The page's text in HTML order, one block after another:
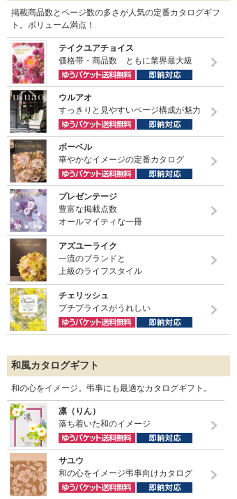
掲載商品数とページ数の多さが人気の定番カタログギフ
ト。ボリューム満点！
テイクユアチョイス
価格帯・商品数 ともに業界最大級
ウルアオ
すっきりと見やすいページ構成が魅力
ボーベル
華やかなイメージの定番カタログ
プレゼンテージ
豊富な掲載点数
オールマイティな一冊
アズユーライク
一流のブランドと
上級のライフスタイル
チェリッシュ
プチプライスがうれしい
和風カタログギフト
和の心をイメージ。弔事にも最適なカタログギフト。
凛（りん）
落ち着いた和のイメージ
サユウ
和の心をイメージ弔事向けカタログ